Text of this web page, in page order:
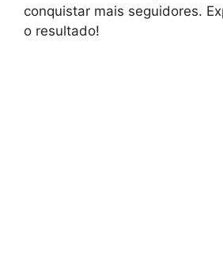
conquistar mais seguidores.
o resultado!